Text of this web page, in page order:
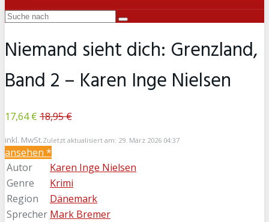
Niemand sieht dich: Grenzland,
Band 2 – Karen Inge Nielsen
17,64 € 18,95 €
inkl. MwSt.Zuletzt aktualisiert am: 29. März 2026 04:37
ansehen *
Autor
Karen Inge Nielsen
Genre
Krimi
Region
Dänemark
Sprecher Mark Bremer